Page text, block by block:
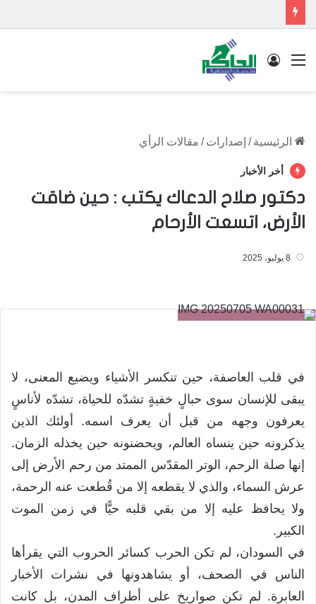
القائمة تسجيل الدخول
الرئيسية / إصدارات / مقالات الرأي
أخر الأخبار
دكتور صلاح الدعاك يكتب : حين ضاقت
الأرض، اتسعت الأرحام
8 يوليو، 2025
في قلب العاصفة، حين تنكسر الأشياء ويضيع المعنى، لا
يبقى للإنسان سوى حبالٍ خفيةٍ تشدّه للحياة، تشدّه لأناسٍ
يعرفون وجهه من قبل أن يعرف اسمه. أولئك الذين
يذكرونه حين ينساه العالم، ويحضنونه حين يخذله الزمان.
إنها صلة الرحم، الوتر المقدّس الممتد من رحم الأرض إلى
عرش السماء، والذي لا يقطعه إلا من قُطعت عنه الرحمة،
ولا يحافظ عليه إلا من بقي قلبه حيًّا في زمن الموت
الكبير.
في السودان، لم تكن الحرب كسائر الحروب التي يقرأها
الناس في الصحف، أو يشاهدونها في نشرات الأخبار
العابرة. لم تكن صواريخ على أطراف المدن، بل كانت